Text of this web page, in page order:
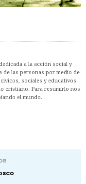
a la acción social y
de las personas por medio de
sociales y educativos
cristiano. Para resumirlo nos
el mundo.